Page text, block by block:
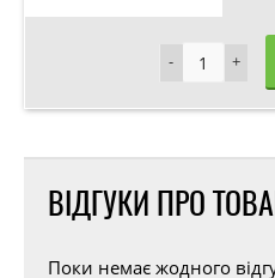
+
- +
-
ВІДГУКИ ПРО
Поки немає жодного